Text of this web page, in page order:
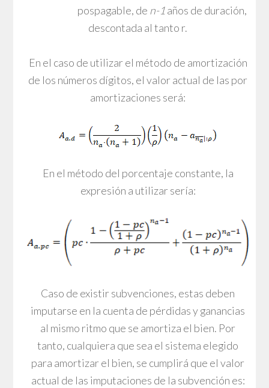
pospagable, de n-1años de duración,
descontada al tanto r.
En el caso de utilizar el método de amortización
de los números dígitos, el valor actual de las por
amortizaciones será:
En el método del porcentaje constante, la
expresión a utilizar sería:
Caso de existir subvenciones, estas deben
imputarse en la cuenta de pérdidas y ganancias
al mismo ritmo que se amortiza el bien. Por
tanto, cualquiera que sea el sistema elegido
para amortizar el bien, se cumplirá que el valor
actual de las imputaciones de la subvención es: